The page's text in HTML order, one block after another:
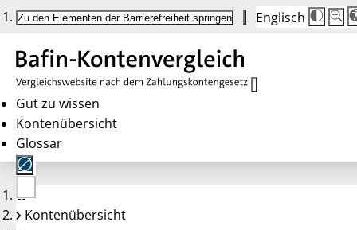
Zu den Elementen der Barrierefreiheit springen Englisch
Die
100
Gut zu wissen
Kontenübersicht
Glossar
Keine
Konten
Kontenübersicht